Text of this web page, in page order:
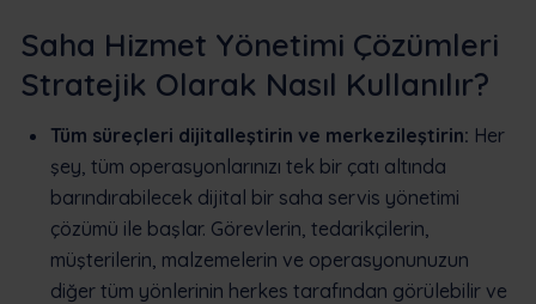
Saha Hizmet Yönetimi Çözümleri
Stratejik Olarak Nasıl Kullanılır?
Tüm süreçleri dijitalleştirin ve merkezileştirin: Her
şey, tüm operasyonlarınızı tek bir çatı altında
barındırabilecek dijital bir saha servis yönetimi
çözümü ile başlar. Görevlerin, tedarikçilerin,
müşterilerin, malzemelerin ve operasyonunuzun
diğer tüm yönlerinin herkes tarafından görülebilir ve